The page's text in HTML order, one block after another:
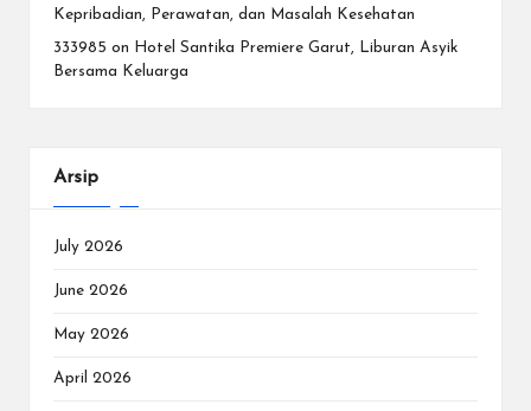
Kepribadian, Perawatan, dan Masalah Kesehatan
333985 on
Hotel Santika Premiere Garut, Liburan Asyik
Bersama Keluarga
Arsip
July 2026
June 2026
May 2026
April 2026